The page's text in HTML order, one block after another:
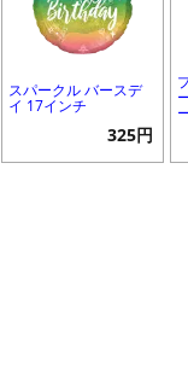
スパークル バースデ
イ 17インチ
325円